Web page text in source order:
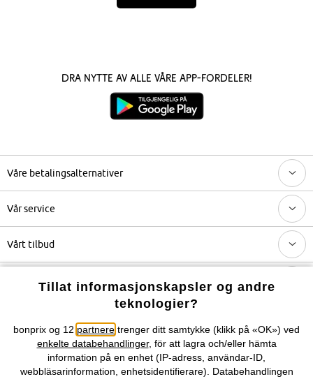
Dra nytte av alle våre app-fordeler!
Våre betalingsalternativer
Vår service
Vårt tilbud
Selskapet
Du kan også finne oss på
Tillat informasjonskapsler og andre
teknologier?
bonprix og 12 partnere trenger ditt samtykke (klikk på «OK») ved
enkelte databehandlinger, för att lagra och/eller hämta
information på en enhet (IP-adress, användar-ID,
webbläsarinformation, enhetsidentifierare). Databehandlingen